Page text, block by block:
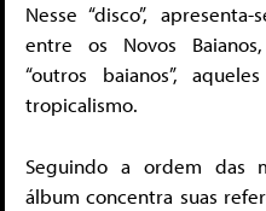
Nesse “disco”,
entre os Novos
“outros baianos”,
tropicalismo.
Seguindo a ordem das
álbum concentra suas